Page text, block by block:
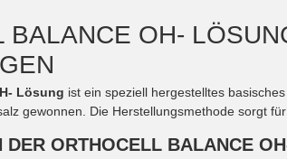
BALANCE OH-
Lösung ist ein speziell hergestelltes
gewonnen. Die Herstellungsmethode sorgt
DER ORTHOCELL BALANCE